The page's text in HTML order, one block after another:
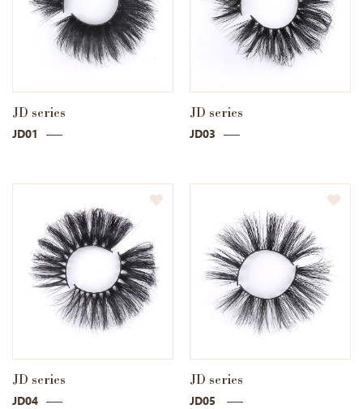
JD series
JD01
JD series
JD03
JD series
JD04
JD series
JD05